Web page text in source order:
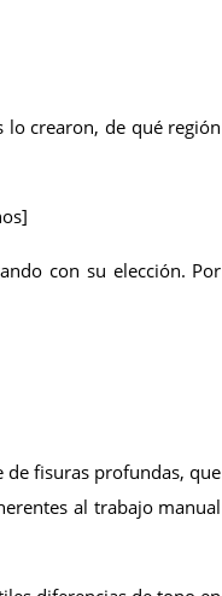
lo crearon, de qué región
con su elección. Por
de fisuras profundas, que
al trabajo manual